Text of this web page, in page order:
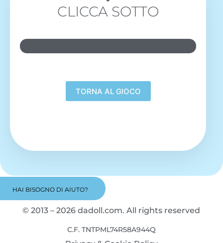
HAI BISOGNO DI AIUTO?
CLICCA SOTTO
© 2013 – 2026 dadoll.com. All rights reserved
C.F. TNTPML74R58A944Q